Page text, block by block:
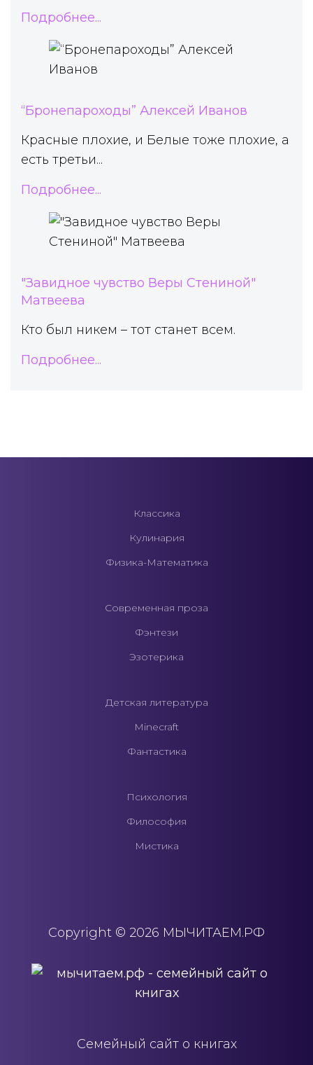
Подробнее...
“Бронепароходы” Алексей Иванов
Красные плохие, и Белые тоже плохие, а
есть третьи...
Подробнее...
"Завидное чувство Веры Стениной"
Матвеева
Кто был никем – тот станет всем.
Подробнее...
Классика
Кулинария
Физика-Математика
Современная проза
Фэнтези
Эзотерика
Детская литература
Minecraft
Фантастика
Психология
Философия
Мистика
Copyright © 2026 МЫЧИТАЕМ.РФ
Семейный сайт о книгах